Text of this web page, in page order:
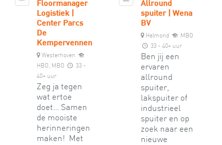
Floormanager
Logistiek |
Center Parcs
De
Kempervennen
Westerhoven
HBO, MBO
33 -
40+ uur
Zeg ja tegen
wat ertoe
doet... Samen
de mooiste
herinneringen
maken! Met
Allround
spuiter | Wena
BV
Helmond
MBO
33 - 40+ uur
Ben jij een
ervaren
allround
spuiter,
lakspuiter of
industrieel
spuiter en op
zoek naar een
nieuwe